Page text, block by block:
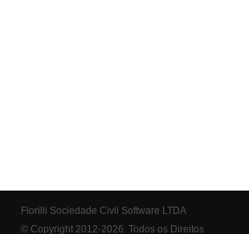
Fiorilli Sociedade Civil Software LTDA
© Copyright 2012-2026. Todos os Direitos